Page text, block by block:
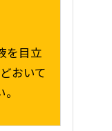
を目立
おいて